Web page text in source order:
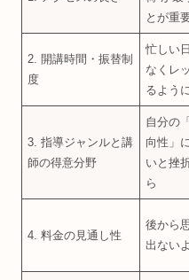
とが重
2. 開講時間・振替制
度
忙しい
なくレ
るよう
3. 指導ジャンルと講
師の得意分野
自分の
向性」
いと挫
ら
4. 料金の見通し性
後から
出ない